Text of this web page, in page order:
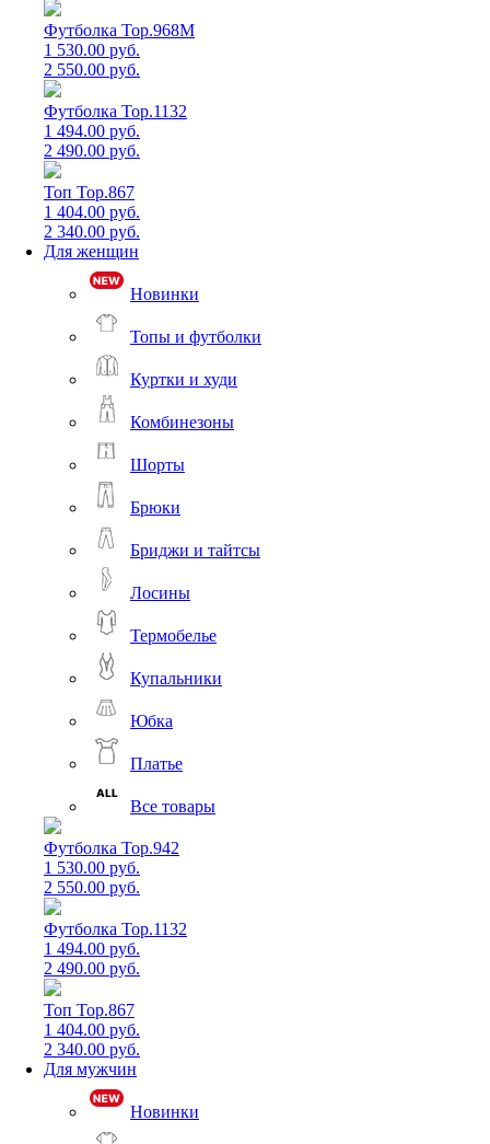
Футболка Top.968M
1 530.00 руб.
2 550.00 руб.
Футболка Top.1132
1 494.00 руб.
2 490.00 руб.
Топ Top.867
1 404.00 руб.
2 340.00 руб.
Для женщин
Новинки
Топы и футболки
Куртки и худи
Комбинезоны
Шорты
Брюки
Бриджи и тайтсы
Лосины
Термобелье
Купальники
Юбка
Платье
Все товары
Футболка Top.942
1 530.00 руб.
2 550.00 руб.
Футболка Top.1132
1 494.00 руб.
2 490.00 руб.
Топ Top.867
1 404.00 руб.
2 340.00 руб.
Для мужчин
Новинки